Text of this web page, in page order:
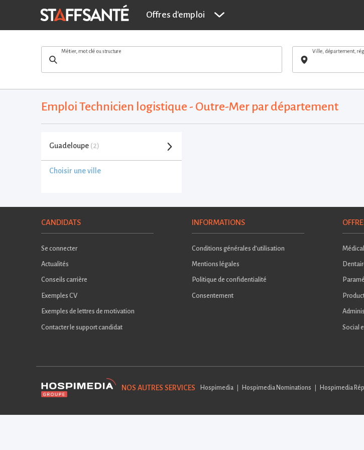
Offres d'emploi
Métier, mot clé ou structure Ville, département,
Emploi Technicien logistique - Outre-Mer par département
Guadeloupe (2)
Choisir une ville
CANDIDATS
Se connecter
Actualités
Conseils carrière
Exemples CV
Exemples de lettres de motivation
Contacter le support candidat
INFORMATIONS
Conditions générales d’utilisation
Mentions légales
Politique de confidentialité
Consentement
Médical
Social
NOS AUTRES SERVICES Hospimedia Hospimedia Nominations Hospimedia